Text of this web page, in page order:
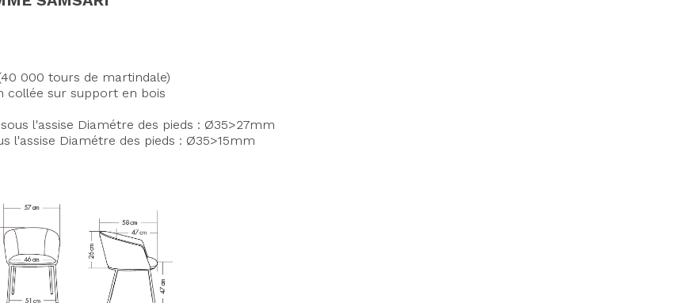
000 tours de martindale)
collée sur support en bois
l'assise Diamétre des pieds : Ø35>27mm
l'assise Diamétre des pieds : Ø35>15mm